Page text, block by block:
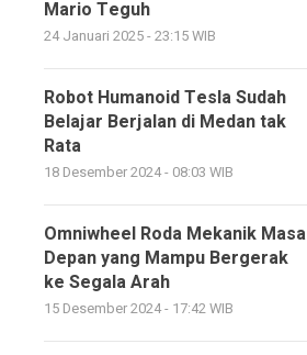
Mario Teguh
24 Januari 2025 - 23:15 WIB
Robot Humanoid Tesla Sudah
Belajar Berjalan di Medan tak
Rata
18 Desember 2024 - 08:03 WIB
Omniwheel Roda Mekanik Masa
Depan yang Mampu Bergerak
ke Segala Arah
15 Desember 2024 - 17:42 WIB